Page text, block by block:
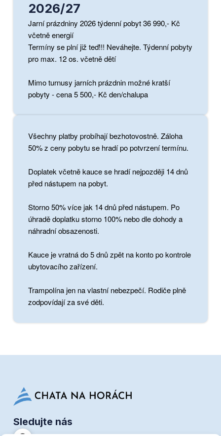
2026/27
Jarní prázdniny 2026 týdenní pobyt 36 990,- Kč
včetně energií
Termíny se plní již teď!!! Neváhejte. Týdenní pobyty
pro max. 12 os. včetně dětí
Mimo turnusy jarních prázdnin možné kratší
pobyty - cena 5 500,- Kč den/chalupa
Všechny platby probíhají bezhotovostně. Záloha
50% z ceny pobytu se hradí po potvrzení termínu.
Doplatek včetně kauce se hradí nejpozději 14 dnů
před nástupem na pobyt.
Storno 50% více jak 14 dnů před nástupem. Po
úhradě doplatku storno 100% nebo dle dohody a
náhradní obsazenosti.
Kauce je vratná do 5 dnů zpět na konto po kontrole
ubytovacího zařízení.
Trampolína jen na vlastní nebezpečí. Rodiče plně
zodpovídají za své děti.
Sledujte nás